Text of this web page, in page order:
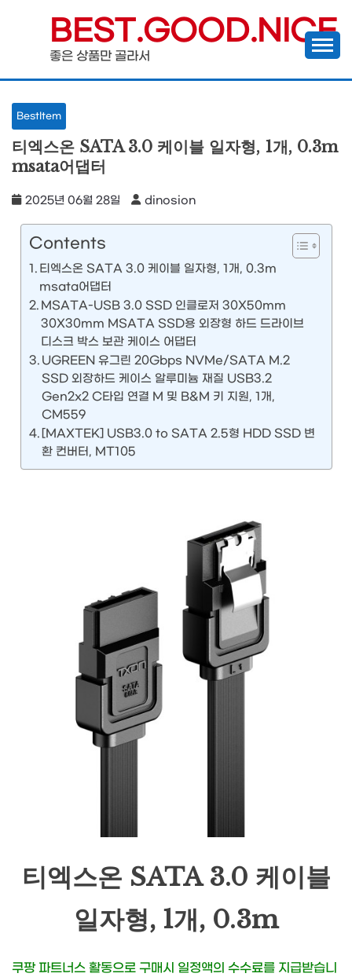
content
BEST.GOOD.NICE
좋은 상품만 골라서
BestItem
티엑스온 SATA 3.0 케이블 일자형, 1개, 0.3m
msata어댑터
2025년 06월 28일 dinosion
Contents
티엑스온 SATA 3.0 케이블 일자형, 1개, 0.3m
msata어댑터
MSATA-USB 3.0 SSD 인클로저 30X50mm
30X30mm MSATA SSD용 외장형 하드 드라이브
디스크 박스 보관 케이스 어댑터
UGREEN 유그린 20Gbps NVMe/SATA M.2
SSD 외장하드 케이스 알루미늄 재질 USB3.2
Gen2x2 C타입 연결 M 및 B&M 키 지원, 1개,
CM559
[MAXTEK] USB3.0 to SATA 2.5형 HDD SSD 변
환 컨버터, MT105
티엑스온 SATA 3.0 케이블
일자형, 1개, 0.3m
쿠팡 파트너스 활동으로 구매시 일정액의 수수료를 지급받습니